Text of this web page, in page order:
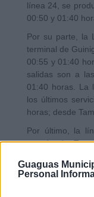
Guaguas
Personal
línea 24, se
00:50 y 01:40
Por su parte, la
terminal de
00:55 y 01:40
salidas son a
01:40 horas. La
los últimos
horas; desde
Por último, la
parada de
00:00, 01:00 y
línea desde el